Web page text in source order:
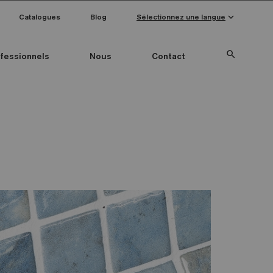
Nous Contact search
Catalogues Blog Sélectionnez une langue keyboard_arrow_down